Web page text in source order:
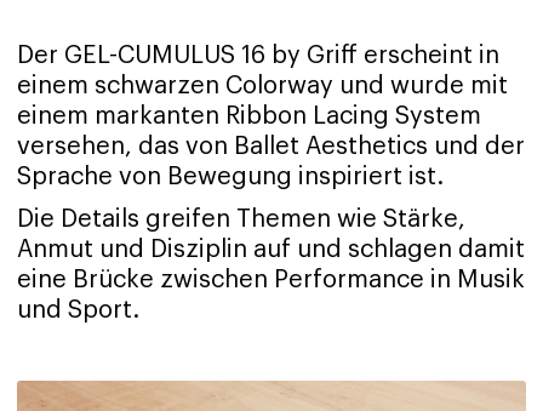
Der GEL-CUMULUS 16 by Griff erscheint in
einem schwarzen Colorway und wurde mit
einem markanten Ribbon Lacing System
versehen, das von Ballet Aesthetics und der
Sprache von Bewegung inspiriert ist.
Die Details greifen Themen wie Stärke,
Anmut und Disziplin auf und schlagen damit
eine Brücke zwischen Performance in Musik
und Sport.